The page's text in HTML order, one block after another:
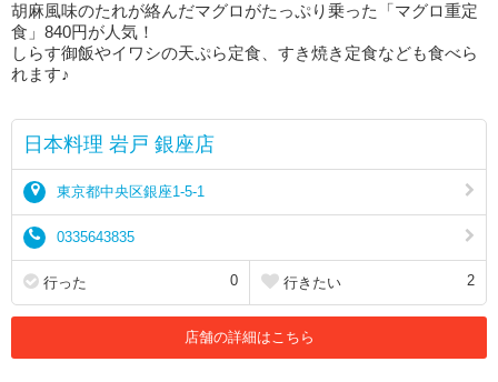
胡麻風味のたれが絡んだマグロがたっぷり乗った「マグロ重定
食」840円が人気！
しらす御飯やイワシの天ぷら定食、すき焼き定食なども食べら
れます♪
日本料理 岩戸 銀座店
東京都中央区銀座1-5-1
0335643835
行った 0 行きたい 2
店舗の詳細はこちら